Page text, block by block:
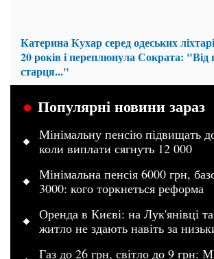
Катерина Кухар серед одеських
20 років і переплюнула Сократа: "Від
старця..."
Популярні новини зараз
Мінімальну пенсію підвищать
коли виплати сягнуть 12 000
Мінімальна пенсія 6000 грн,
3000: кого торкнеться реформа
Оренда в Києві: на Лук'янівці
житло не здають навіть за
Газ до 26 грн, світло до 9 грн: